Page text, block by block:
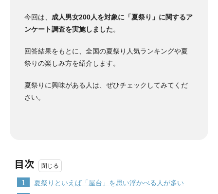
今回は、 成人男女200人を対象に「夏祭り」に関するア
ンケート調査を実施しました。
回答結果をもとに、全国の夏祭り人気ランキングや夏
祭りの楽しみ方を紹介します。
夏祭りに興味がある人は、ぜひチェックしてみてくだ
さい。
目次
1 夏祭りといえば「屋台」を思い浮かべる人が多い